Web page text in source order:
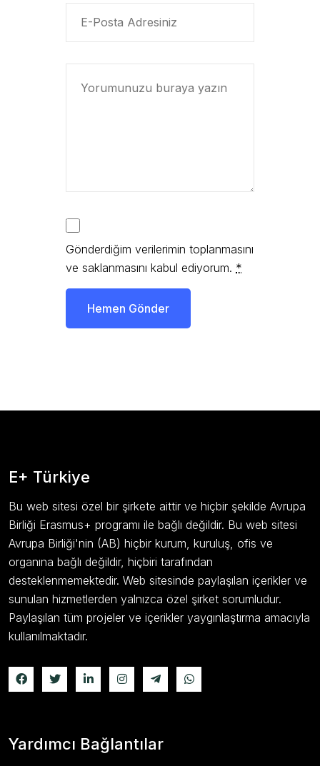
Gönderdiğim verilerimin toplanmasını
ve saklanmasını kabul ediyorum. *
Hemen Gönder
E+ Türkiye
Bu web sitesi özel bir şirkete aittir ve hiçbir şekilde Avrupa
Birliği Erasmus+ programı ile bağlı değildir. Bu web sitesi
Avrupa Birliği'nin (AB) hiçbir kurum, kuruluş, ofis ve
organına bağlı değildir, hiçbiri tarafından
desteklenmemektedir. Web sitesinde paylaşılan içerikler ve
sunulan hizmetlerden yalnızca özel şirket sorumludur.
Paylaşılan tüm projeler ve içerikler yaygınlaştırma amacıyla
kullanılmaktadır.
Yardımcı Bağlantılar